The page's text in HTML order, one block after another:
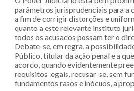
parâmetros jurisprudenciais para a
a fim de corrigir distorções e
quanto a este relevante instituto
todos os acusados possam ter o
Debate-se, em regra, a
Público, titular da ação penal e a
acordo, quando evidentemente
requisitos legais, recusar-se, sem
fundamentos rasos e inócuos, a